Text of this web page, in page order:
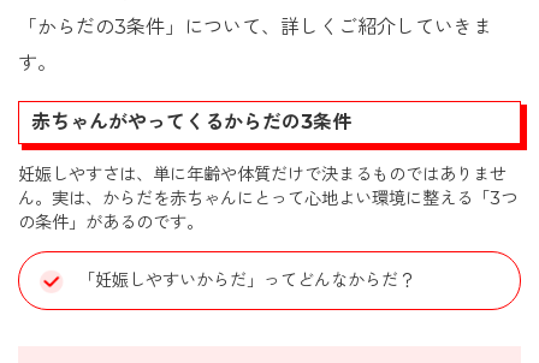
「からだの3条件」について、詳しくご紹介していきま
す。
赤ちゃんがやってくるからだの3条件
妊娠しやすさは、単に年齢や体質だけで決まるものではありませ
ん。実は、からだを赤ちゃんにとって心地よい環境に整える「3つ
の条件」があるのです。
「妊娠しやすいからだ」ってどんなからだ？